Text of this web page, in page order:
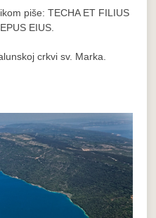
piše: TECHA ET FILIUS
EIUS.
crkvi sv. Marka.